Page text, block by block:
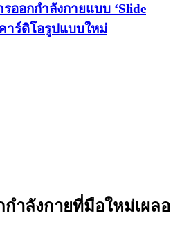
ออกกำลังกายแบบ ‘Slide
าร์ดิโอรูปแบบใหม่
ำลังกายที่มือใหม่เผลอ